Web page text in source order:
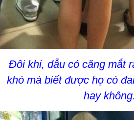
Đôi khi, dẫu có căng mắt
khó mà biết được họ có
hay không.